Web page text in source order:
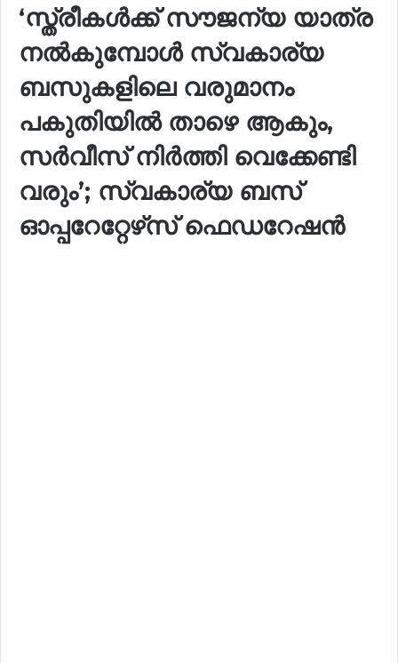
‘സ്ത്രീകൾക്ക് സൗജന്യ യാത്ര
നൽകുമ്പോൾ സ്വകാര്യ
ബസുകളിലെ വരുമാനം
പകുതിയിൽ താഴെ ആകും,
സർവീസ് നിർത്തി വെക്കേണ്ടി
വരും’; സ്വകാര്യ ബസ്
ഓപ്പറേറ്റേഴ്‌സ് ഫെഡറേഷൻ